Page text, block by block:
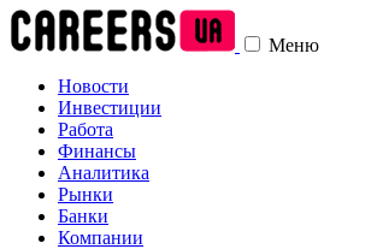
Меню
Новости
Инвестиции
Работа
Финансы
Аналитика
Рынки
Банки
Компании